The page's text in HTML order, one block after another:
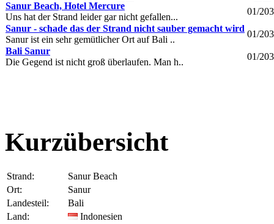
Sanur Beach, Hotel Mercure
Uns hat der Strand leider gar nicht gefallen...
01/
Sanur - schade das der Strand nicht sauber gemacht wird
Sanur ist ein sehr gemütlicher Ort auf Bali ..
01/
Bali Sanur
Die Gegend ist nicht groß überlaufen. Man h..
01/
Kurzübersicht
Strand:
Sanur Beach
Ort:
Sanur
Landesteil:
Bali
Land:
Indonesien